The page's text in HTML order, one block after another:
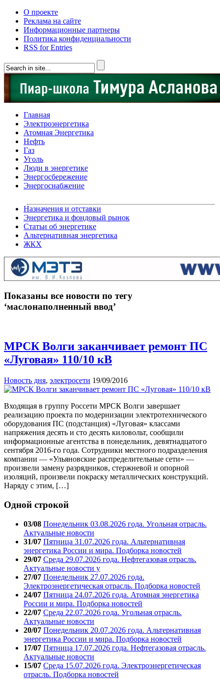
О проекте
Реклама на сайте
Информационные партнеры
Политика конфиденциальности
RSS for Entries
Главная
Электроэнергетика
Атомная Энергетика
Нефть
Газ
Уголь
Люди в энергетике
Энергосбережение
Энергоснабжение
Назначения и отставки
Энергетика и фондовый рынок
Статьи об энергетике
Альтернативная энергетика
ЖКХ
Показаны все новости по тегу
‘маслонаполненный ввод’
МРСК Волги заканчивает ремонт ПС
«Луговая» 110/10 кВ
Новость дня, электросети 19/09/2016
Входящая в группу Россети МРСК Волги завершает
реализацию проекта по модернизации электротехнического
оборудования ПС (подстанция) «Луговая» классами
напряжения десять и сто десять киловольт, сообщили
информационные агентства в понедельник, девятнадцатого
сентября 2016-го года. Сотрудники местного подразделения
компании — «Ульяновские распределительные сети» —
произвели замену разрядников, стержневой и опорной
изоляций, произвели покраску металлических конструкций.
Наряду с этим, […]
Одной строкой
03/08 Понедельник 03.08.2026 года. Угольная отрасль.
Актуальные новости
31/07 Пятница 31.07.2026 года. Альтернативная
энергетика России и мира. Подборка новостей
29/07 Среда 29.07.2026 года. Нефтегазовая отрасль.
Актуальные новости у
27/07 Понедельник 27.07.2026 года.
Электроэнергетическая отрасль. Подборка новостей
24/07 Пятница 24.07.2026 года. Атомная энергетика
России и мира. Подборка новостей
22/07 Среда 22.07.2026 года. Угольная отрасль.
Актуальные новости
20/07 Понедельник 20.07.2026 года. Альтернативная
энергетика России и мира. Подборка новостей
17/07 Пятница 17.07.2026 года. Нефтегазовая отрасль.
Актуальные новости
15/07 Среда 15.07.2026 года. Электроэнергетическая
отрасль. Подборка новостей